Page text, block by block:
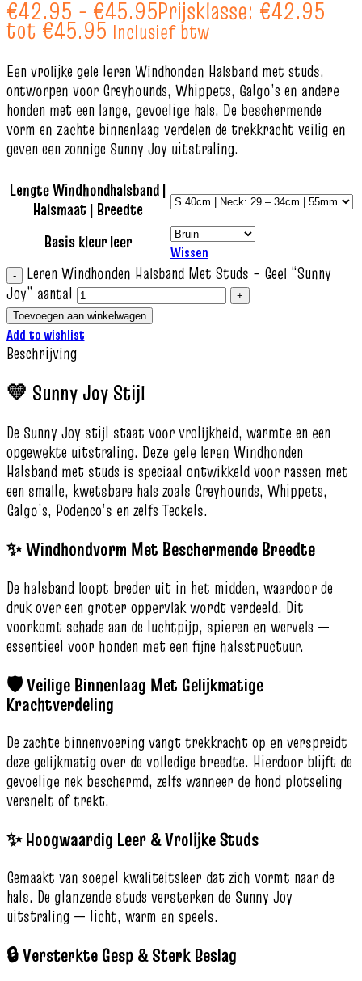
€42.95 - €45.95Prijsklasse: €42.95
tot €45.95 Inclusief btw
Een vrolijke gele leren Windhonden Halsband met studs,
ontworpen voor Greyhounds, Whippets, Galgo’s en andere
honden met een lange, gevoelige hals. De beschermende
vorm en zachte binnenlaag verdelen de trekkracht veilig en
geven een zonnige Sunny Joy uitstraling.
Lengte Windhondhalsband |
Halsmaat | Breedte
Basis kleur leer
Wissen
Leren Windhonden Halsband Met Studs – Geel “Sunny
Joy” aantal
Toevoegen aan winkelwagen
Add to wishlist
Beschrijving
💛 Sunny Joy Stijl
De Sunny Joy stijl staat voor vrolijkheid, warmte en een
opgewekte uitstraling. Deze gele leren Windhonden
Halsband met studs is speciaal ontwikkeld voor rassen met
een smalle, kwetsbare hals zoals Greyhounds, Whippets,
Galgo’s, Podenco’s en zelfs Teckels.
✨ Windhondvorm Met Beschermende Breedte
De halsband loopt breder uit in het midden, waardoor de
druk over een groter oppervlak wordt verdeeld. Dit
voorkomt schade aan de luchtpijp, spieren en wervels —
essentieel voor honden met een fijne halsstructuur.
🛡️ Veilige Binnenlaag Met Gelijkmatige
Krachtverdeling
De zachte binnenvoering vangt trekkracht op en verspreidt
deze gelijkmatig over de volledige breedte. Hierdoor blijft de
gevoelige nek beschermd, zelfs wanneer de hond plotseling
versnelt of trekt.
✨ Hoogwaardig Leer & Vrolijke Studs
Gemaakt van soepel kwaliteitsleer dat zich vormt naar de
hals. De glanzende studs versterken de Sunny Joy
uitstraling — licht, warm en speels.
🔒 Versterkte Gesp & Sterk Beslag